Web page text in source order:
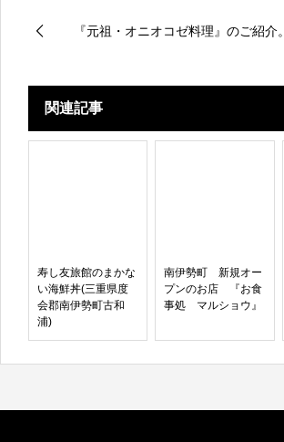
『元祖・オニオコゼ料理』のご紹介。
関連記事
寿し友旅館のまかな
い海鮮丼(三重県度
会郡南伊勢町古和
浦)
南伊勢町 新規オー
プンのお店 『お食
事処 マルショウ』